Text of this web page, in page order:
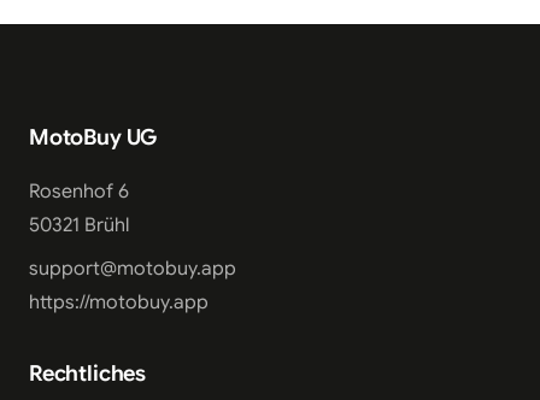
MotoBuy UG
Rosenhof 6
50321 Brühl
support@motobuy.app
https://motobuy.app
Rechtliches